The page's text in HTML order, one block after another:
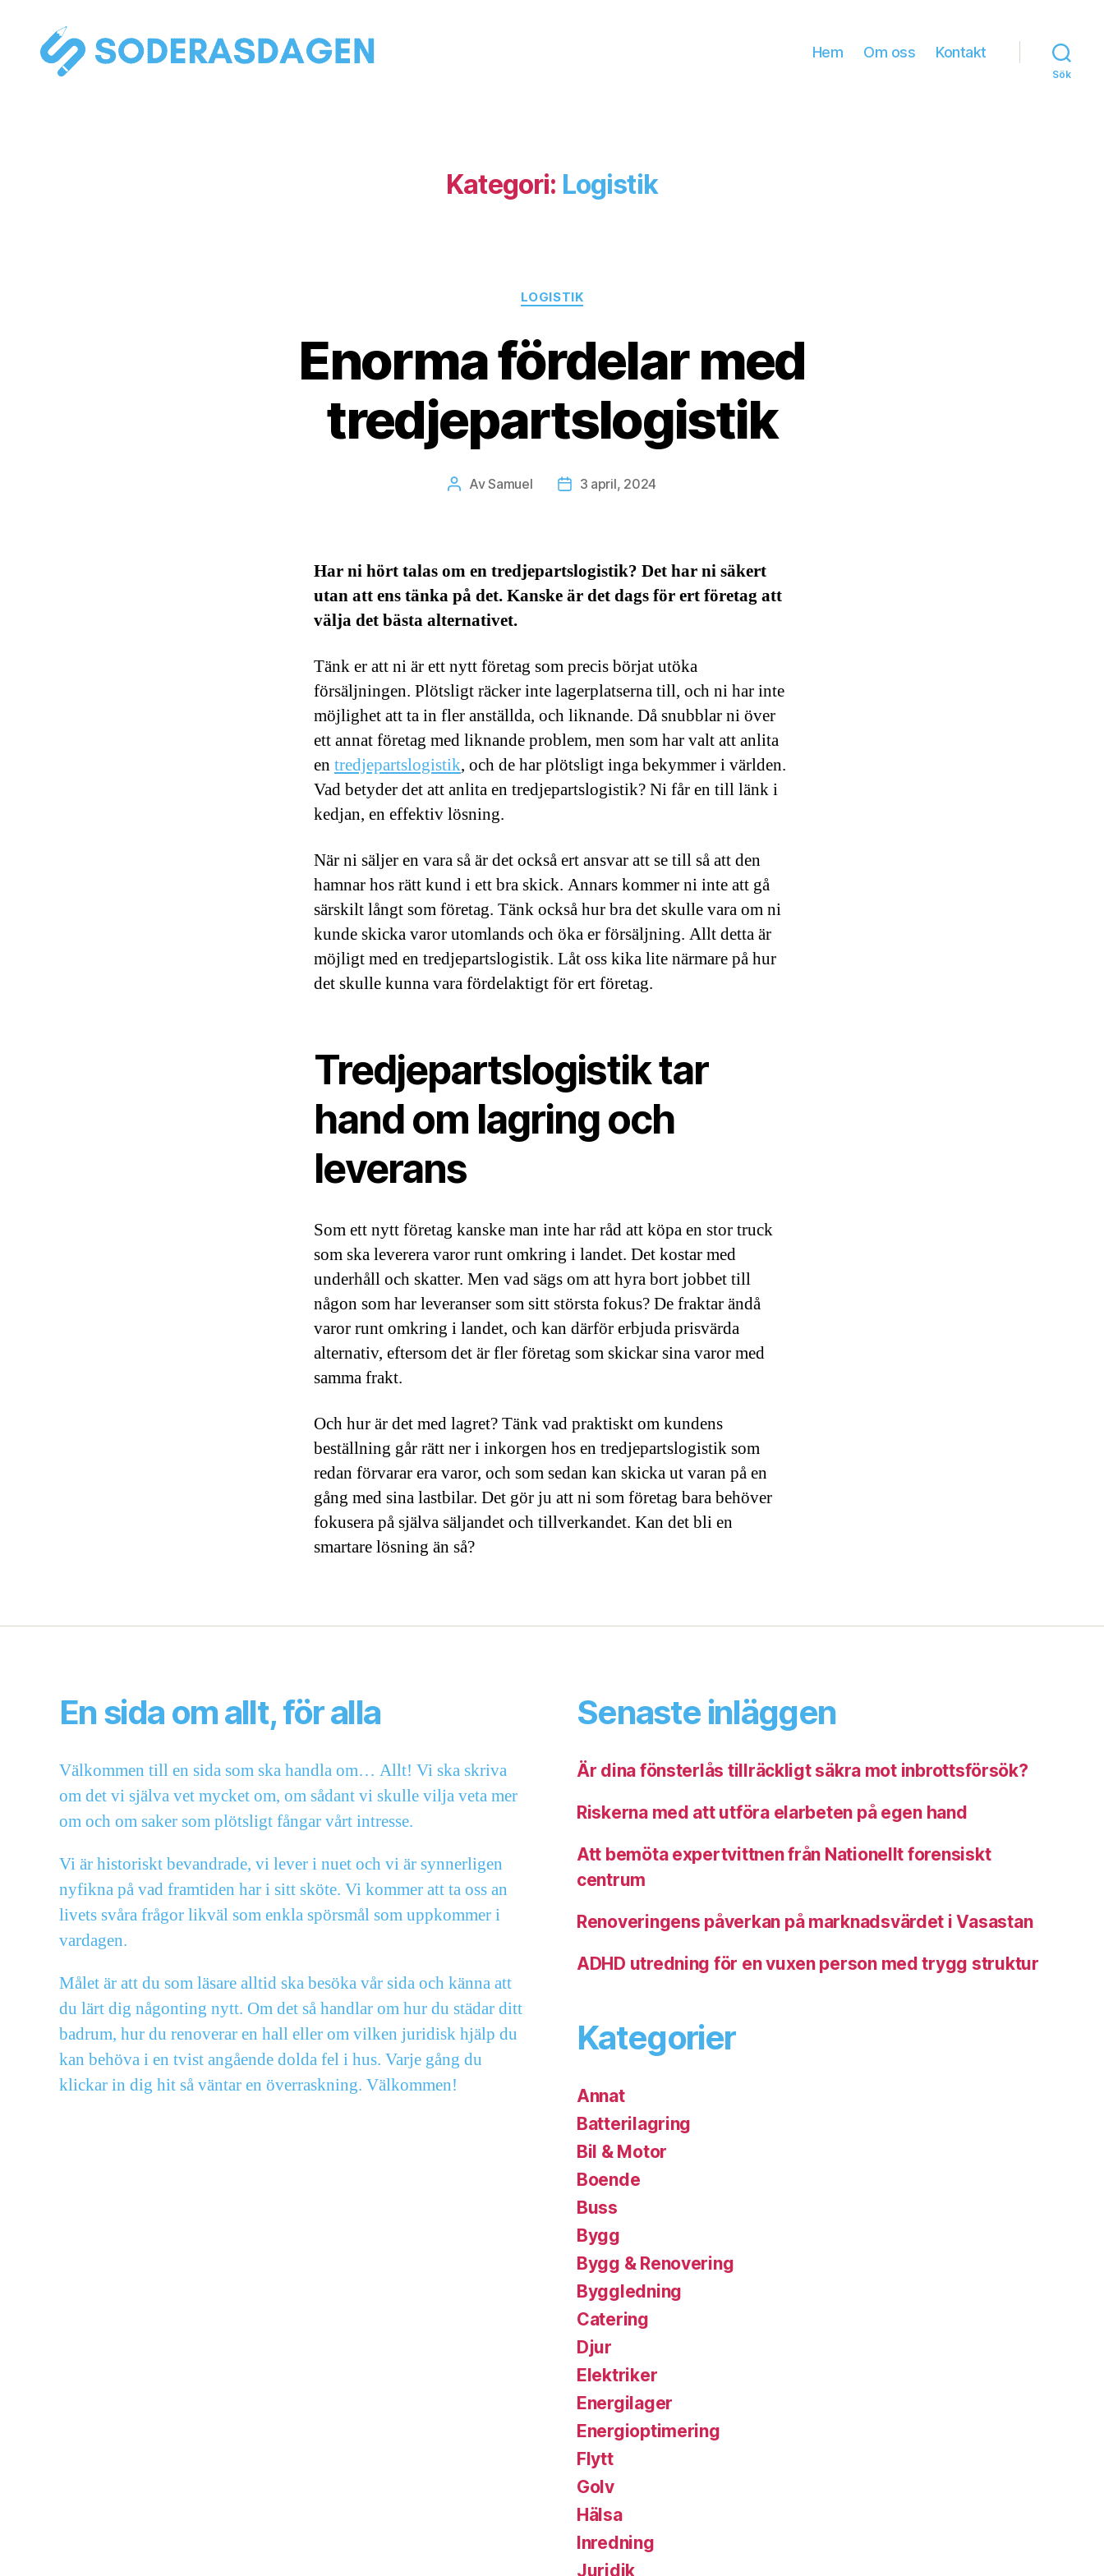
Hem Om oss Kontakt
Sök
Kategori: Logistik
Kategorier
LOGISTIK
Enorma fördelar med
tredjepartslogistik
Inläggsförfattare
AvSamuel Inläggsdatum
3 april, 2024
Har ni hört talas om en tredjepartslogistik? Det har ni säkert
utan attens tänka på det. Kanske är det dags för ert företag att
välja det bästa alternativet.
Tänk er att ni är ett nytt företag som precis börjat utöka
försäljningen. Plötsligt räcker inte lagerplatserna till, och ni har inte
möjlighet att ta in fler anställda, och liknande. Då snubblar ni över
ett annat företag med liknande problem, men som har valt att anlita
en tredjepartslogistik, och de har plötsligt inga bekymmer i världen.
Vad betyder det att anlita en tredjepartslogistik? Ni får en till länk i
kedjan, en effektiv lösning.
När ni säljer en vara så är det också ert ansvar att se till så att den
hamnar hos rätt kund i ett bra skick. Annars kommer ni inte att gå
särskilt långt som företag. Tänk också hur bra det skulle vara om ni
kunde skicka varor utomlands och öka er försäljning. Allt detta är
möjligt med en tredjepartslogistik. Låt oss kika lite närmare på hur
det skulle kunna vara fördelaktigt för ert företag.
Tredjepartslogistik tar
hand om lagring och
leverans
Som ett nytt företag kanske man inte har råd att köpa en stor truck
som ska leverera varor runt omkring i landet. Det kostar med
underhåll och skatter. Men vad sägs om att hyra bort jobbet till
någon som har leveranser som sitt största fokus? De fraktar ändå
varor runt omkring i landet, och kan därför erbjuda prisvärda
alternativ, eftersom det är fler företag som skickar sina varor med
samma frakt.
Och hur är det med lagret? Tänk vad praktiskt om kundens
beställning går rätt ner i inkorgen hos en tredjepartslogistik som
redan förvarar era varor, och som sedan kan skicka ut varan på en
gång med sina lastbilar. Det gör ju att ni som företag bara behöver
fokusera på själva säljandet och tillverkandet. Kan det bli en
smartare lösning än så?
En sida om allt, för alla
Välkommen till en sida som ska handla om… Allt! Vi ska skriva
om det vi själva vet mycket om, om sådant vi skulle vilja veta mer
om och om saker som plötsligt fångar vårt intresse.
Vi är historiskt bevandrade, vi lever i nuet och vi är synnerligen
nyfikna på vad framtiden har i sitt sköte. Vi kommer att ta oss an
livets svåra frågor likväl som enkla spörsmål som uppkommer i
vardagen.
Målet är att du som läsare alltid ska besöka vår sida och känna att
du lärt dig någonting nytt. Om det så handlar om hur du städar ditt
badrum, hur du renoverar en hall eller om vilken juridisk hjälp du
kan behöva i en tvist angående dolda fel i hus. Varje gång du
klickar in dig hit så väntar en överraskning. Välkommen!
Senaste inläggen
Är dina fönsterlås tillräckligt säkra mot inbrottsförsök?
Riskerna med att utföra elarbeten på egen hand
Att bemöta expertvittnen från Nationellt forensiskt
centrum
Renoveringens påverkan på marknadsvärdet i Vasastan
ADHD utredning för en vuxen person med trygg struktur
Kategorier
Annat
Batterilagring
Bil & Motor
Boende
Buss
Bygg
Bygg & Renovering
Byggledning
Catering
Djur
Elektriker
Energilager
Energioptimering
Flytt
Golv
Hälsa
Inredning
Juridik